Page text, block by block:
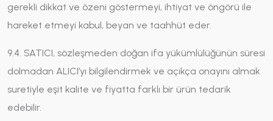
gerekli dikkat ve özeni göstermeyi, ihtiyat ve öngörü ile
hareket etmeyi kabul, beyan ve taahhüt eder.
9.4. SATICI, sözleşmeden doğan ifa yükümlülüğünün süresi
dolmadan ALICI’yı bilgilendirmek ve açıkça onayını almak
suretiyle eşit kalite ve fiyatta farklı bir ürün tedarik
edebilir.